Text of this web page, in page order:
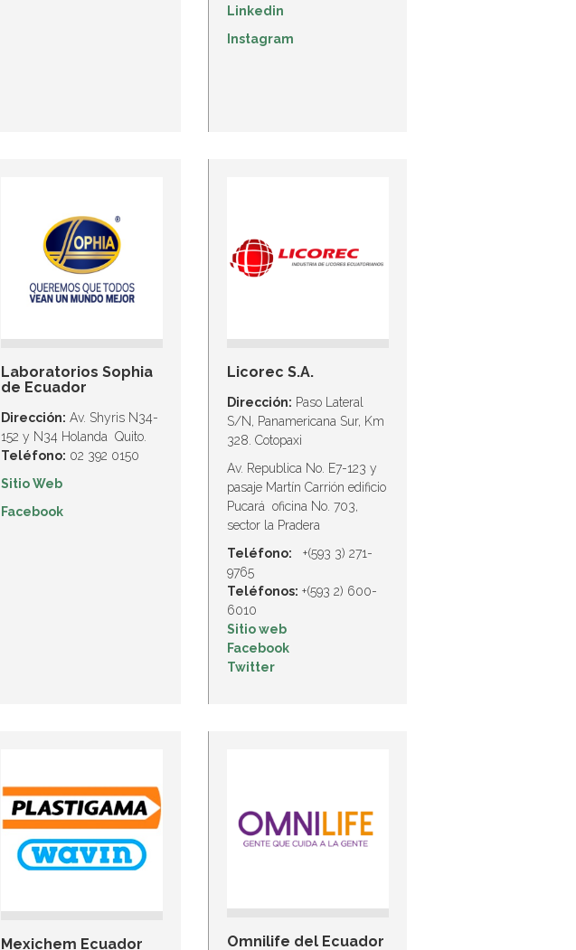
Linkedin
Instagram
Laboratorios Sophia
de Ecuador
Dirección: Av. Shyris N34-
152 y N34 Holanda Quito.
Teléfono: 02 392 0150
Sitio Web
Facebook
Licorec S.A.
Dirección: Paso Lateral
S/N, Panamericana Sur, Km
328. Cotopaxi
Av. Republica No. E7-123 y
pasaje Martín Carrión edificio
Pucará oficina No. 703,
sector la Pradera
Teléfono: +(593 3) 271-
9765
Teléfonos: +(593 2) 600-
6010
Sitio web
Facebook
Twitter
Mexichem Ecuador
Omnilife del Ecuador